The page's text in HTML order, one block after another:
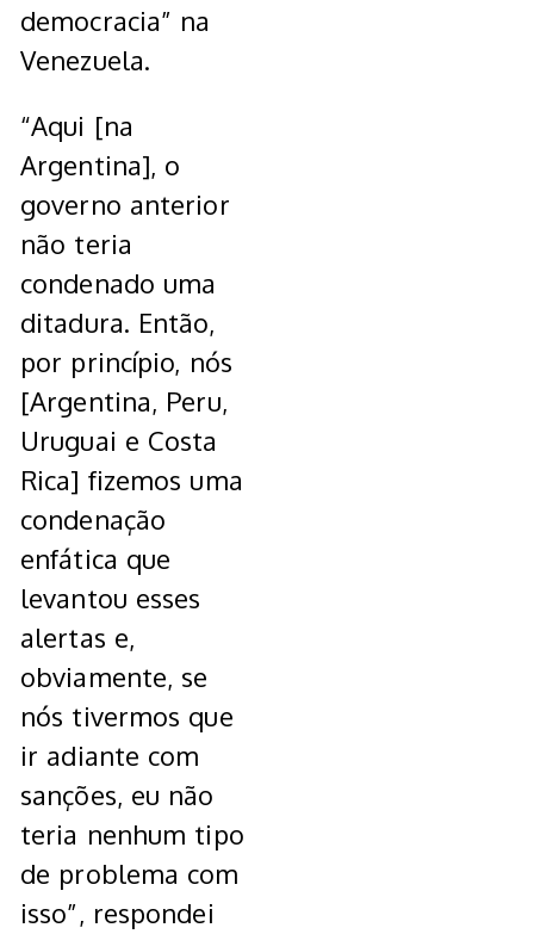
democracia” na
Venezuela.
“Aqui [na
Argentina], o
governo anterior
não teria
condenado uma
ditadura. Então,
por princípio, nós
[Argentina, Peru,
Uruguai e Costa
Rica] fizemos uma
condenação
enfática que
levantou esses
alertas e,
obviamente, se
nós tivermos que
ir adiante com
sanções, eu não
teria nenhum tipo
de problema com
isso”, respondei